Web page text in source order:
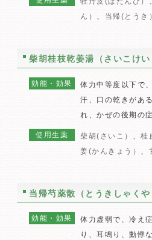
ん） 、 当帰(とうき）
柴胡桂枝乾姜湯（さいこけい
効能・効果
体力中等度以下で
汗、口の乾きがあ
れ、かぜの後期の
使用生薬 柴胡(さいこ） 、 桂
姜(かんきょう） 、
当帰芍薬散（とうきしゃくや
効能・効果
体力虚弱で、冷え
り、耳鳴り、動悸